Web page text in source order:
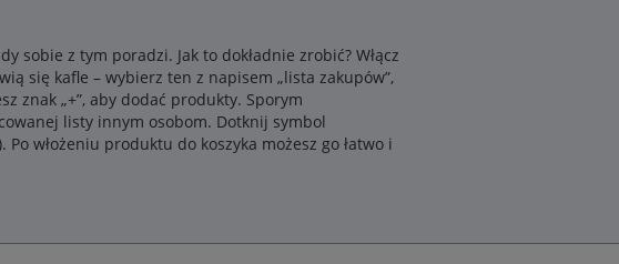
sobie z tym poradzi. Jak to dokładnie zrobić? Włącz
się kafle – wybierz ten z napisem „lista zakupów”,
znak „+”, aby dodać produkty. Sporym
listy innym osobom. Dotknij symbol
włożeniu produktu do koszyka możesz go łatwo i